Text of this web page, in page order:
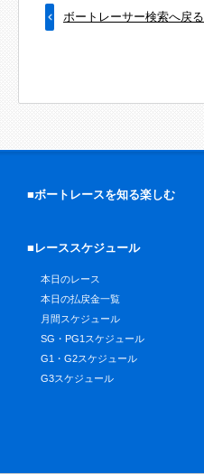
ボートレーサー検索へ戻る
■ボートレースを知る楽しむ
■レーススケジュール
本日のレース
本日の払戻金一覧
月間スケジュール
SG・PG1スケジュール
G1・G2スケジュール
G3スケジュール